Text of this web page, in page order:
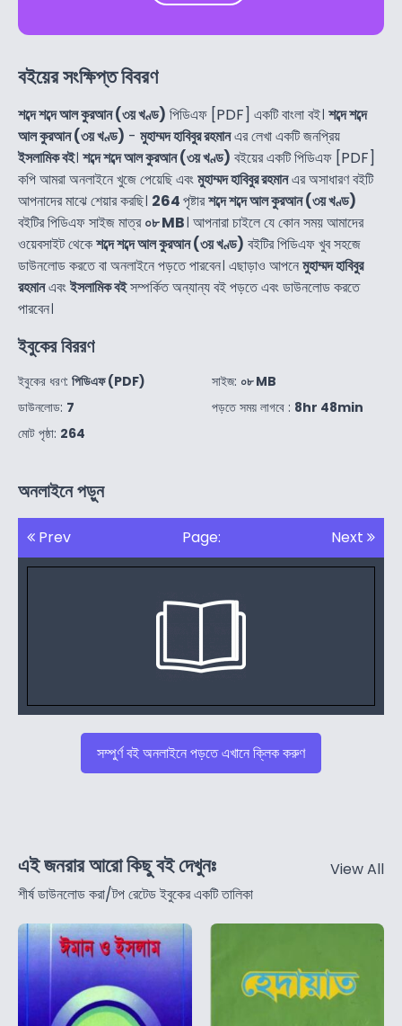
বইয়ের সংক্ষিপ্ত বিবরণ
শব্দে শব্দে আল কুরআন (৩য় খণ্ড) পিডিএফ [PDF] একটি বাংলা বই। শব্দে শব্দে
আল কুরআন (৩য় খণ্ড) - মুহাম্মদ হাবিবুর রহমানএর লেখা একটি জনপ্রিয়
ইসলামিক বই। শব্দে শব্দে আল কুরআন (৩য় খণ্ড) বইয়ের একটি পিডিএফ [PDF]
কপি আমরা অনলাইনে খুজে পেয়েছি এবংমুহাম্মদ হাবিবুর রহমানএর অসাধারণ বইটি
আপনাদের মাঝে শেয়ার করছি। 264পৃষ্টারশব্দে শব্দে আল কুরআন (৩য় খণ্ড)
বইটির পিডিএফ সাইজ মাত্র০৮ MB। আপনারা চাইলে যে কোন সময় আমাদের
ওয়েবসাইট থেকেশব্দে শব্দে আল কুরআন (৩য় খণ্ড) বইটির পিডিএফ খুব সহজে
ডাউনলোড করতে বা অনলাইনে পড়তে পারবেন। এছাড়াও আপনেমুহাম্মদ হাবিবুর
রহমানএবংইসলামিক বইসম্পর্কিত অন্যান্য বই পড়তে এবং ডাউনলোড করতে
পারবেন।
ইবুকের বিররণ
ইবুকের ধরণ: পিডিএফ (PDF)
ডাউনলোড: 7
মোট পৃষ্ঠা: 264
সাইজ: ০৮ MB
পড়তে সময় লাগবে : 8hr 48min
অনলাইনে পড়ুন
Prev Page: Next
সম্পুর্ণ বই অনলাইনে পড়তে এখানে ক্লিক করুণ
এই জনরার আরো কিছু বই দেখুনঃ
শীর্ষ ডাউনলোড করা/টপ রেটেড ইবুকের একটি তালিকা
View All